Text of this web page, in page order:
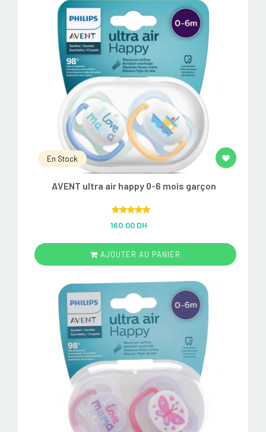
En Stock
AVENT ultra air happy 0-6 mois garçon
out of 5
160.00 DH
AJOUTER AU PANIER